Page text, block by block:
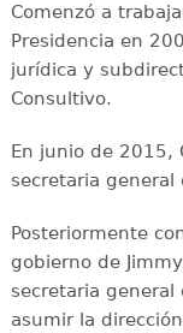
Comenzó a
Presidencia en
jurídica y
Consultivo.
En junio de 2015,
secretaria general
Posteriormente
gobierno de
secretaria general
asumir la